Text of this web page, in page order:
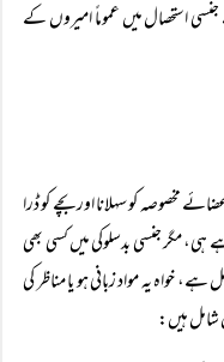
استحصال میں عموماً امیروں کے
مخصوصہ کو سہلانا اور بچے کو ڈرا
ہے ہی، مگر جنسی بدسلوکی میں کسی بھی
خواہ یہ مواد زبانی ہو یا مناظر کی
شامل ہیں: